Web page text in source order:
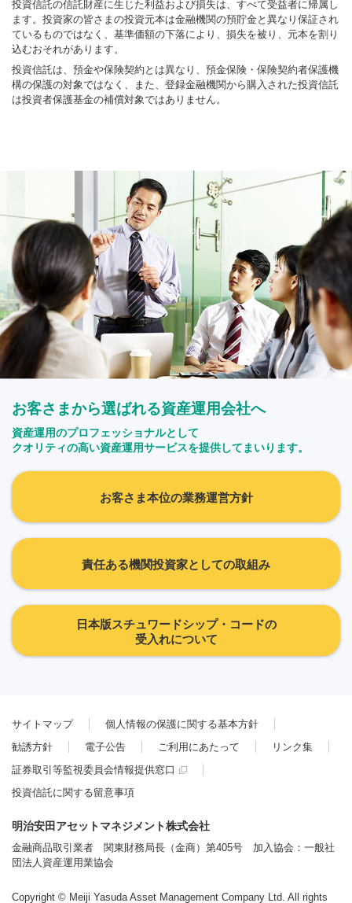
投資信託の信託財産に生じた利益および損失は、すべて受益者に帰属し
ます。投資家の皆さまの投資元本は金融機関の預貯金と異なり保証され
ているものではなく、基準価額の下落により、損失を被り、元本を割り
込むおそれがあります。
投資信託は、預金や保険契約とは異なり、預金保険・保険契約者保護機
構の保護の対象ではなく、また、登録金融機関から購入された投資信託
は投資者保護基金の補償対象ではありません。
お客さまから選ばれる資産運用会社へ
資産運用のプロフェッショナルとして
クオリティの高い資産運用サービスを提供してまいります。
お客さま本位の業務運営方針
責任ある機関投資家としての取組み
日本版スチュワードシップ・コードの
受入れについて
サイトマップ
個人情報の保護に関する基本方針
勧誘方針
電子公告 ご利用にあたって
リンク集
証券取引等監視委員会情報提供窓口
投資信託に関する留意事項
明治安田アセットマネジメント株式会社
金融商品取引業者 関東財務局長（金商）第405号 加入協会：一般社
団法人資産運用業協会
Copyright © Meiji Yasuda Asset Management Company Ltd. All rights